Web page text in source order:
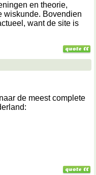
en theorie,
wiskunde. Bovendien
want de site is
de meest complete